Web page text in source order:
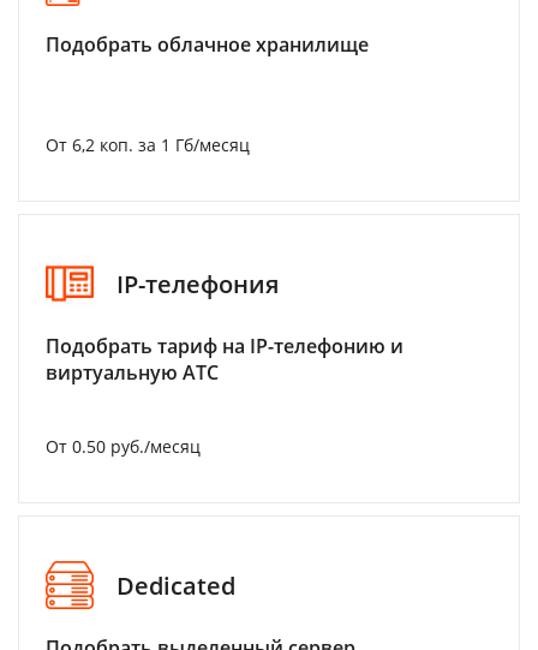
Подобрать облачное хранилище
От 6,2 коп. за 1 Гб/месяц
IP-телефония
Подобрать тариф на IP-телефонию и
виртуальную АТС
От 0.50 руб./месяц
Dedicated